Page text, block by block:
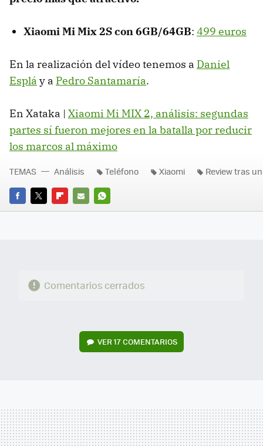
Xiaomi Mi Mix 2S con 6GB/64GB: 499 euros
En la realización del vídeo tenemos a Daniel
Esplá y a Pedro Santamaría.
En Xataka | Xiaomi Mi MIX 2, análisis: segundas
partes sí fueron mejores en la batalla por reducir
los marcos al máximo
FACEBOOK
TWITTERFLIPBOARD
E-
WHATSAPP
TEMAS Análisis Teléfono Xiaomi Review tras
Comentarios cerrados
VER17 COMENTARIOS